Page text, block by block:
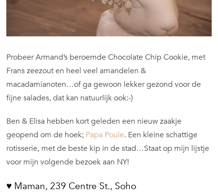
Probeer Armand’s beroemde Chocolate Chip Cookie, met
Frans zeezout en heel veel amandelen &
macadamianoten…of ga gewoon lekker gezond voor de
fijne salades, dat kan natuurlijk ook:-)
Ben & Elisa hebben kort geleden een nieuw zaakje
geopend om de hoek; Papa Poule. Een kleine schattige
rotisserie, met de beste kip in de stad…Staat op mijn lijstje
voor mijn volgende bezoek aan NY!
♥ Maman, 239 Centre St., Soho